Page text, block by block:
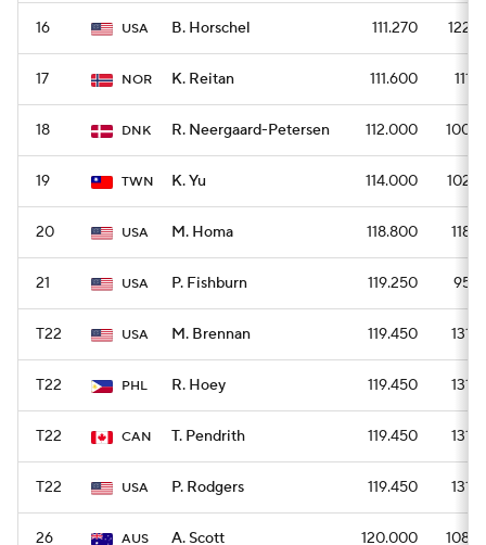
16 USA B. Horschel 111.270 1224
17 NOR K. Reitan 111.600 1116
18 DNK R. Neergaard-Petersen 112.000 1008
19 TWN K. Yu 114.000 1026
20 USA M. Homa 118.800 1188
21 USA P. Fishburn 119.250 954
T22 USA M. Brennan 119.450 1314
T22 PHL R. Hoey 119.450 1314
T22 CAN T. Pendrith 119.450 1314
T22 USA P. Rodgers 119.450 1314
26 AUS A. Scott 120.000 1080